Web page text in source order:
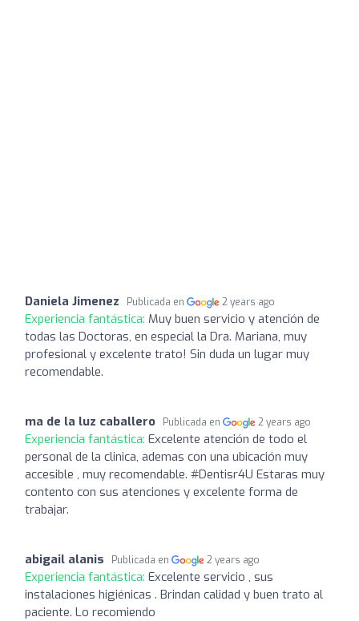
Daniela Jimenez Publicada en 2 years ago
Experiencia fantástica: Muy buen servicio y atención de
todas las Doctoras, en especial la Dra. Mariana, muy
profesional y excelente trato! Sin duda un lugar muy
recomendable.
ma de la luz caballero Publicada en 2 years ago
Experiencia fantástica: Excelente atención de todo el
personal de la clinica, ademas con una ubicación muy
accesible , muy recomendable. #Dentisr4U Estaras muy
contento con sus atenciones y excelente forma de
trabajar.
abigail alanis Publicada en 2 years ago
Experiencia fantástica: Excelente servicio , sus
instalaciones higiénicas . Brindan calidad y buen trato al
paciente. Lo recomiendo